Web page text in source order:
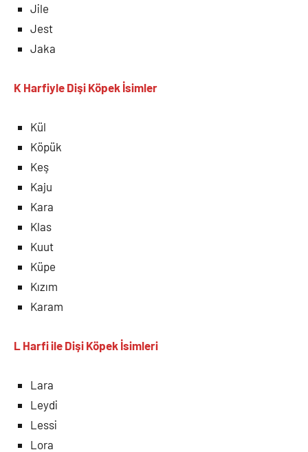
Jile
Jest
Jaka
K Harfiyle Dişi Köpek İsimler
Kül
Köpük
Keş
Kaju
Kara
Klas
Kuut
Küpe
Kızım
Karam
L Harfi ile Dişi Köpek İsimleri
Lara
Leydi
Lessi
Lora